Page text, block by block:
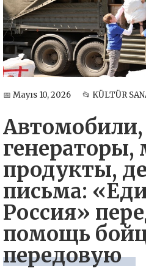
📅 Mayıs 10, 2026 📂 KÜLTÜR
Автомобили,
генераторы,
продукты,
письма:
Россия»
помощь
передовую